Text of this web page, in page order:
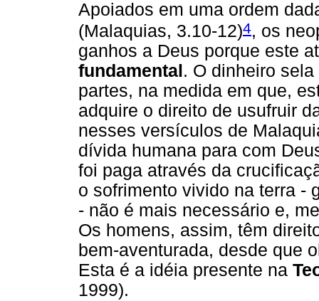
Apoiados em uma ordem
(Malaquias, 3.10-12)4, os
ganhos a Deus porque este
fundamental . O dinheiro
partes, na medida em que,
adquire o direito de usufruir
nesses versículos de
dívida humana para com
foi paga através da
o sofrimento vivido na terra -
- não é mais necessário e,
Os homens, assim, têm
bem-aventurada, desde que
Esta é a idéia presente na
1999).